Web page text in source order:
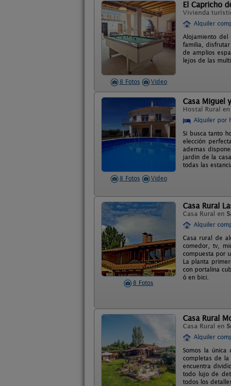
8 Fotos Video
El Capricho
Vivienda
Alquiler
Alojamiento del
familia,
de amplios
lejos de las
8 Fotos Video
Casa Miguel
Hostal Rural en
Alquiler por
Si busca tanto
elección
ademas
jardin de la
todas las
8 Fotos
Casa Rural
Casa Rural en
Alquiler
Casa rural de
comedor, tv,
compuesta por
La planta
con portalina
ó en bici.
Casa Rural
Casa Rural en
Alquiler
Somos la única
completas de
encuentra
todo lujo de
todos los